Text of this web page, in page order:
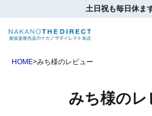
土日祝も毎日休ま
HOME みち様のレビュー
みち様のレ